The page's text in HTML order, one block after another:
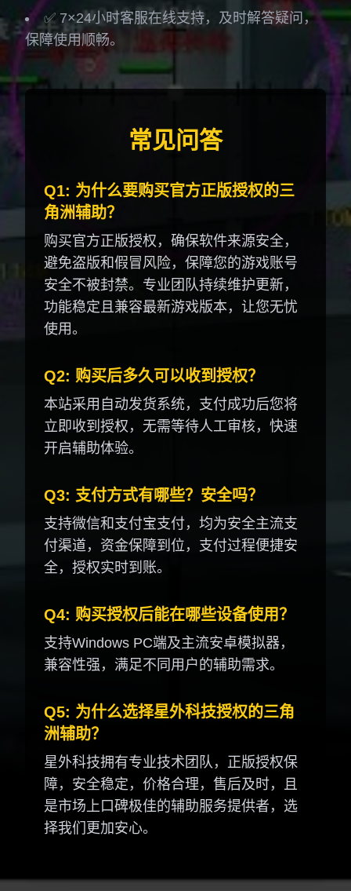
✅ 7×24小时客服在线支持，及时解答疑问，
保障使用顺畅。
常见问答
Q1: 为什么要购买官方正版授权的三
角洲辅助？
购买官方正版授权，确保软件来源安全，
避免盗版和假冒风险，保障您的游戏账号
安全不被封禁。专业团队持续维护更新，
功能稳定且兼容最新游戏版本，让您无忧
使用。
Q2: 购买后多久可以收到授权？
本站采用自动发货系统，支付成功后您将
立即收到授权，无需等待人工审核，快速
开启辅助体验。
Q3: 支付方式有哪些？安全吗？
支持微信和支付宝支付，均为安全主流支
付渠道，资金保障到位，支付过程便捷安
全，授权实时到账。
Q4: 购买授权后能在哪些设备使用？
支持Windows PC端及主流安卓模拟器，
兼容性强，满足不同用户的辅助需求。
Q5: 为什么选择星外科技授权的三角
洲辅助？
星外科技拥有专业技术团队，正版授权保
障，安全稳定，价格合理，售后及时，且
是市场上口碑极佳的辅助服务提供者，选
择我们更加安心。